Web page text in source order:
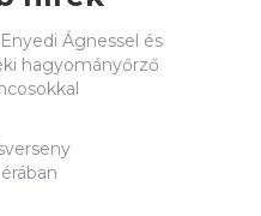
Ágnessel és
hagyományőrző